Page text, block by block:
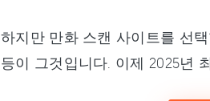
하지만 만화 스캔 사이트를 선
등이 그것입니다. 이제 2025년